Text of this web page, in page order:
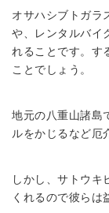
オサハシブトガラ
や、レンタルバイ
れることです。す
ことでしょう。
地元の八重山諸島
ルをかじるなど厄
しかし、サトウキ
くれるので彼らは